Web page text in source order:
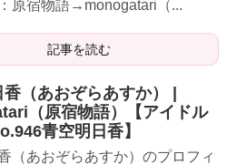
原宿物語→monogatari（...
記事を読む
（あおぞらあすか） |
（原宿物語）【アイドル
青空明日香】
（あおぞらあすか）のプロフィ